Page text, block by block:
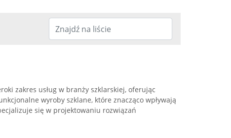
zakres usług w branży szklarskiej, oferując
wyroby szklane, które znacząco wpływają
się w projektowaniu rozwiązań